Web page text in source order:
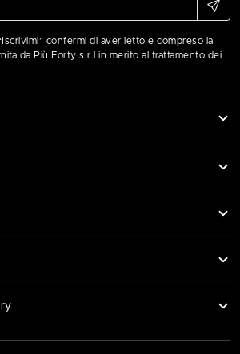
confermi di aver letto e compreso la
da Più Forty s.r.l in merito al trattamento dei